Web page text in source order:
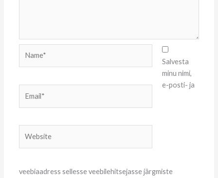
Salvesta
minu nimi,
e-posti- ja
veebiaadress sellesse veebilehitsejasse järgmiste